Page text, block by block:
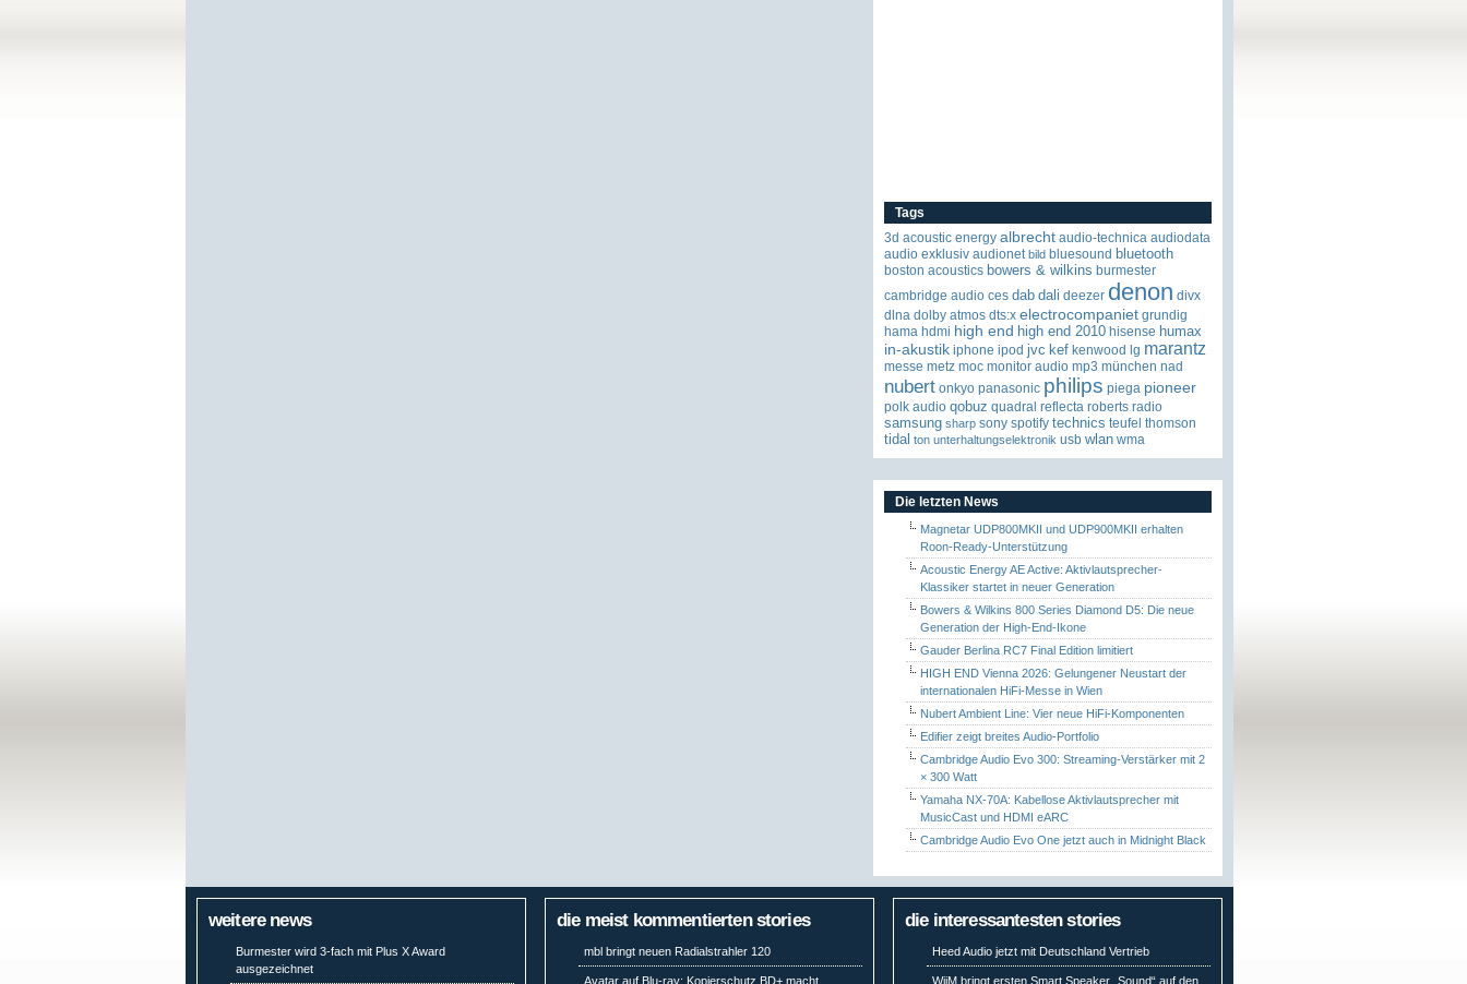
Tags
3d acoustic energy albrecht audio-technica audiodata
audio exklusiv audionet bild bluesound bluetooth
boston acoustics bowers & wilkins burmester
cambridge audio ces dab dali deezer denon divx
dlna dolby atmos dts:x electrocompaniet grundig
hama hdmi high end high end 2010 hisense humax
in-akustik iphone ipod jvc kef kenwood lg marantz
messe metz moc monitor audio mp3 münchen nad
nubert onkyo panasonic philips piega pioneer
polk audio qobuz quadral reflecta roberts radio
samsung sharp sony spotify technics teufel thomson
tidal ton unterhaltungselektronik usb wlan wma
Die letzten News
Magnetar UDP800MKII und UDP900MKII erhalten
Roon-Ready-Unterstützung
Acoustic Energy AE Active: Aktivlautsprecher-
Klassiker startet in neuer Generation
Bowers & Wilkins 800 Series Diamond D5: Die neue
Generation der High-End-Ikone
Gauder Berlina RC7 Final Edition limitiert
HIGH END Vienna 2026: Gelungener Neustart der
internationalen HiFi-Messe in Wien
Nubert Ambient Line: Vier neue HiFi-Komponenten
Edifier zeigt breites Audio-Portfolio
Cambridge Audio Evo 300: Streaming-Verstärker mit 2
× 300 Watt
Yamaha NX-70A: Kabellose Aktivlautsprecher mit
MusicCast und HDMI eARC
Cambridge Audio Evo One jetzt auch in Midnight Black
weitere news
Burmester wird 3-fach mit Plus X Award
ausgezeichnet
die meist kommentierten stories
mbl bringt neuen Radialstrahler 120
Avatar auf Blu-ray: Kopierschutz BD+ macht
die interessantesten stories
Heed Audio jetzt mit Deutschland Vertrieb
WiiM bringt ersten Smart Speaker „Sound“ auf den